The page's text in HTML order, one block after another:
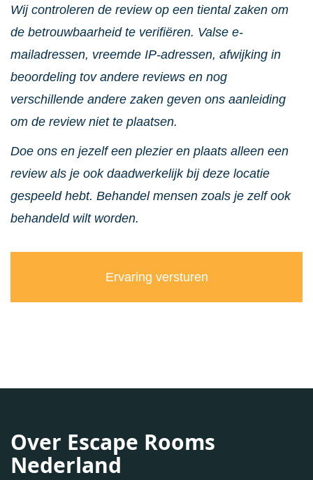
Wij controleren de review op een tiental zaken om
de betrouwbaarheid te verifiëren. Valse e-
mailadressen, vreemde IP-adressen, afwijking in
beoordeling tov andere reviews en nog
verschillende andere zaken geven ons aanleiding
om de review niet te plaatsen.
Doe ons en jezelf een plezier en plaats alleen een
review als je ook daadwerkelijk bij deze locatie
gespeeld hebt. Behandel mensen zoals je zelf ook
behandeld wilt worden.
Over Escape Rooms
Nederland